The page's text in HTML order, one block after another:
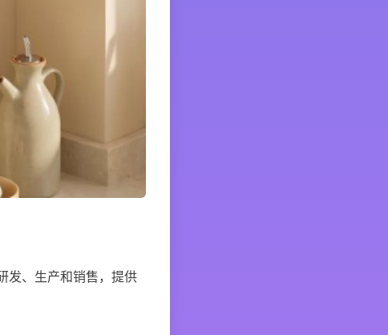
发、生产和销售，提供